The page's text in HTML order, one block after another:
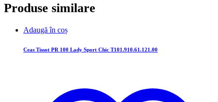
Produse similare
Adaugă în coș
Ceas Tissot PR 100 Lady Sport Chic T101.910.61.121.00